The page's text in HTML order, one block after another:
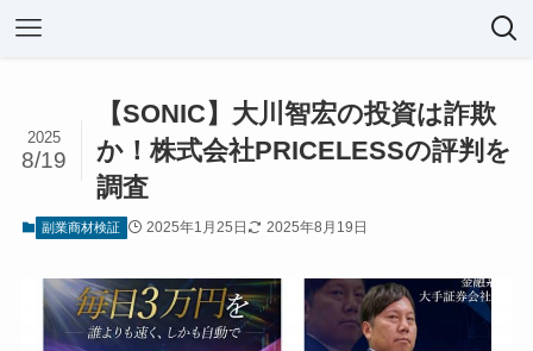
【SONIC】大川智宏の投資は詐欺
か！株式会社PRICELESSの評判を
調査
2025
8/19
副業商材検証 2025年1月25日 2025年8月19日